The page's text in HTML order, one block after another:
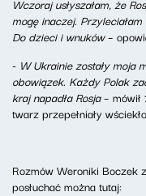
Wczoraj usłyszałam, że
mogę inaczej.
Do dzieci i wnuków–
- W Ukrainie zostały moja
obowiązek. Każdy Polak
kraj napadła Rosja– mówił
twarz przepełniały
Rozmów Weroniki Boczek
posłuchać można tutaj: